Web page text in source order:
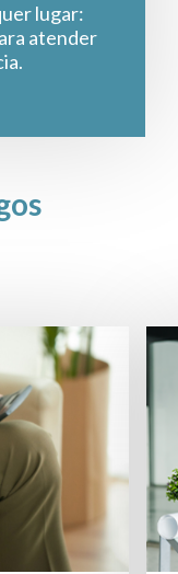
lugar:
atender